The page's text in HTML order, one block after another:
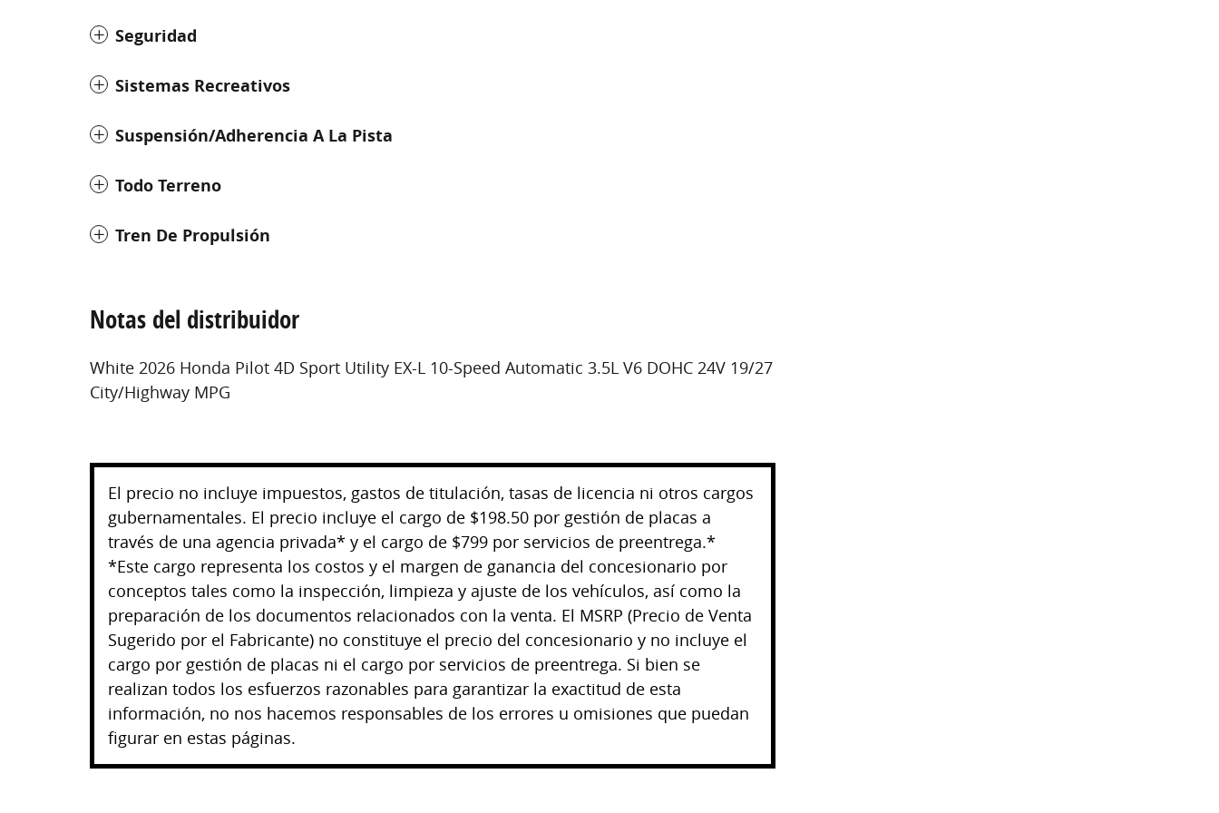
Seguridad
Sistemas Recreativos
Suspensión/adherencia A La Pista
Todo Terreno
Tren De Propulsión
Notas del distribuidor
White 2026 Honda Pilot 4D Sport Utility EX-L 10-Speed Automatic 3.5L V6 DOHC 24V 19/27
City/Highway MPG
El precio no incluye impuestos, gastos de titulación, tasas de licencia ni otros cargos
gubernamentales. El precio incluye el cargo de $198.50 por gestión de placas a
través de una agencia privada* y el cargo de $799 por servicios de preentrega.*
*Este cargo representa los costos y el margen de ganancia del concesionario por
conceptos tales como la inspección, limpieza y ajuste de los vehículos, así como la
preparación de los documentos relacionados con la venta. El MSRP (Precio de Venta
Sugerido por el Fabricante) no constituye el precio del concesionario y no incluye el
cargo por gestión de placas ni el cargo por servicios de preentrega. Si bien se
realizan todos los esfuerzos razonables para garantizar la exactitud de esta
información, no nos hacemos responsables de los errores u omisiones que puedan
figurar en estas páginas.